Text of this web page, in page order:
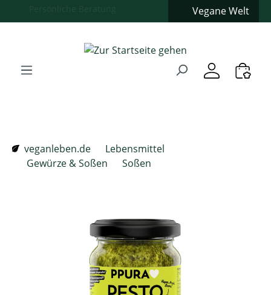
Zur Hauptnavigation springen
Vegane Welt
veganleben.de
Lebensmittel
Gewürze & Soßen
Soßen
Bildergalerie überspringen